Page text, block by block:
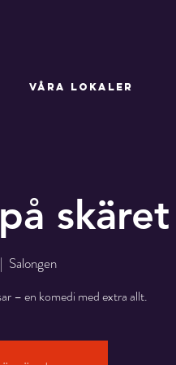
VÅRA LOKALER
skäret
Salongen